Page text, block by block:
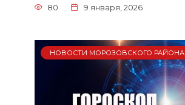
80 9 января, 2026
НОВОСТИ МОРОЗОВСКОГО РАЙОНА